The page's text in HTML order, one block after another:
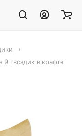
9 гвоздик в крафте